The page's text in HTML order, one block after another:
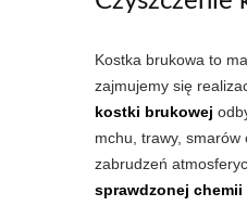
Kostka brukowa to
zajmujemy się
kostki brukowej
mchu, trawy,
zabrudzeń
sprawdzonej chemii